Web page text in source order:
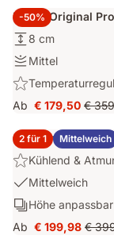
Stauraum
Materialien
und
leichtes
Öffnen
Stauraum
€ 605,76
€
-50%
Emma Original
Höhe:
8
cm
8 cm
Festigkeit:
Mittel
Mittel
Highlight:
mit
kühlendem
Bezug
Ab
Preis
€ 179,50
€ 179,50
Preis
€
€
2 für 1 Mittelweich
2x Emma Elite
Highlight:
Kühlend
&
Atmungsaktiv
dank
Kühlend &
USP
1:
Mittelweich
Mittelweich
Schichten:
Höhe
anpassbar
Höhe
Ab
Preis
€ 199,98 €